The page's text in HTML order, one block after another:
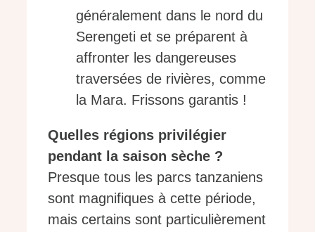
généralement dans le nord du
Serengeti et se préparent à
affronter les dangereuses
traversées de rivières, comme
la Mara. Frissons garantis !
Quelles régions privilégier
pendant la saison sèche ?
Presque tous les parcs tanzaniens
sont magnifiques à cette période,
mais certains sont particulièrement